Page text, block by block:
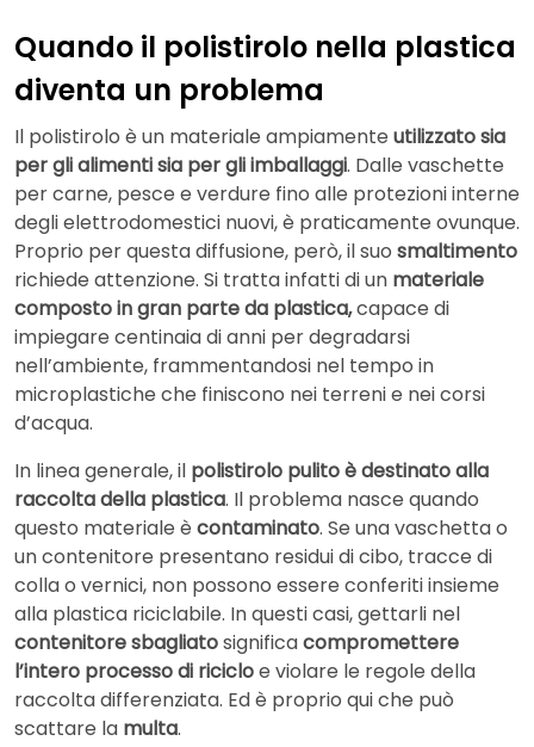
Quando il polistirolo nella plastica
diventa un problema
Il polistirolo è un materiale ampiamente utilizzato sia
per gli alimenti sia per gli imballaggi. Dalle vaschette
per carne, pesce e verdure fino alle protezioni interne
degli elettrodomestici nuovi, è praticamente ovunque.
Proprio per questa diffusione, però, il suo smaltimento
richiede attenzione. Si tratta infatti di un materiale
composto in gran parte da plastica,capace di
impiegare centinaia di anni per degradarsi
nell’ambiente, frammentandosi nel tempo in
microplastiche che finiscono nei terreni e nei corsi
d’acqua.
In linea generale, il polistirolo pulito è destinato alla
raccolta della plastica. Il problema nasce quando
questo materiale è contaminato. Se una vaschetta o
un contenitore presentano residui di cibo, tracce di
colla o vernici, non possono essere conferiti insieme
alla plastica riciclabile. In questi casi, gettarli nel
contenitore sbagliatosignificacompromettere
l’intero processo di ricicloe violare le regole della
raccolta differenziata. Ed è proprio qui che può
scattare la multa.